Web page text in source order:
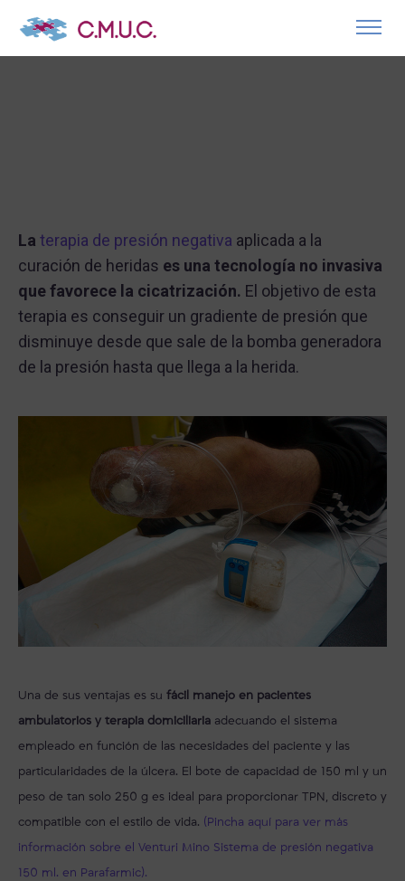
La terapia de presión negativa aplicada a la
curación de heridas es una tecnología no invasiva
que favorece la cicatrización. El objetivo de esta
terapia es conseguir un gradiente de presión que
disminuye desde que sale de la bomba generadora
de la presión hasta que llega a la herida.
Una de sus ventajas es su fácil manejo en pacientes
ambulatorios y terapia domiciliaria adecuando el sistema
empleado en función de las necesidades del paciente y las
particularidades de la úlcera. El bote de capacidad de 150 ml y un
peso de tan solo 250 g es ideal para proporcionar TPN, discreto y
compatible con el estilo de vida. (Pincha aquí para ver más
información sobre el Venturi Mino Sistema de presión negativa
150 ml. en Parafarmic).